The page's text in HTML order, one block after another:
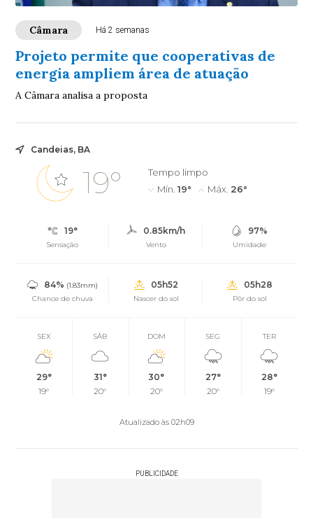
Câmara Há 2 semanas
Projeto permite que cooperativas de
energia ampliem área de atuação
A Câmara analisa a proposta
Candeias, BA
19°
Tempo limpo
Mín. 19° Máx. 26°
19°
Sensação
0.85km/h
Vento
97%
Umidade
84% (1.83mm)
Chance de chuva
05h52
Nascer do sol
05h28
Pôr do sol
SEX
29°
19°
SÁB
31°
20°
DOM
30°
20°
SEG
27°
20°
TER
28°
19°
Atualizado às 02h09
PUBLICIDADE